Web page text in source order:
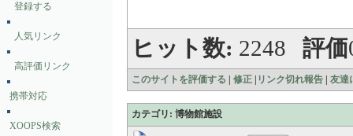
登録する
人気リンク
高評価リンク
携帯対応
XOOPS検索
ヒット数: 2248 評価
このサイトを評価する 修正 リンク切れ報告 友達
カテゴリ: 博物館施設